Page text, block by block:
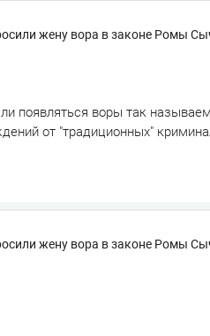
жену вора в законе Ромы
появляться воры так
от "традиционных"
жену вора в законе Ромы